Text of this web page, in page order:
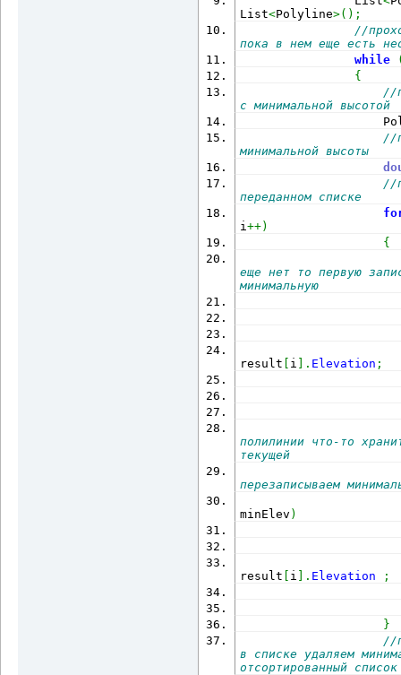
List<Polyline>( ) ;
//
пока в нем еще есть
while
{
//
с минимальной высотой
Polyline
//
минимальной высоты
//
переданном списке
i++)
{
еще нет то первую
минимальную
result
i . Elevation ;
полилинии что-то
текущей
перезаписываем
minElev )
result
i . Elevation ;
}
//
в списке удаляем
отсортированный список